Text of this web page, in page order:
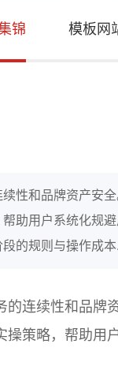
锦 模板网
性和品牌资产安
助用户系统化规避
的规则与操作成本
连续性和品牌
操策略，帮助用